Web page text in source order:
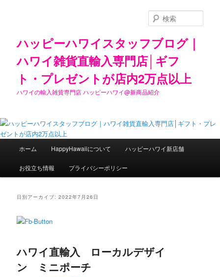
ハッピーハワイスタッフブログ｜
ハワイ雑貨直輸入専門店│ギフ
ト・プレゼントが店内2万点以上
ハワイの輸入雑貨専門店 ハッピーハワイ@新商品紹介
索
メ
メ
イ
テ
サ
ブ
ン
ホーム HappyHawaiiについて ハッピーハワイ新店舗
お役立ち情報 プライバシーポリシー
日別アーカイブ:2022年7月26日
ハワイ直輸入 ローカルデザイ
ン ミニポーチ